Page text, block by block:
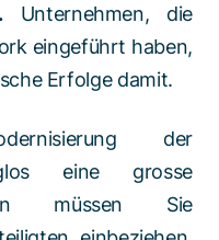
Unternehmen, die
eingeführt haben,
Erfolge damit.
der
eine grosse
müssen Sie